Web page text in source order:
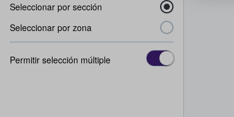
Seleccionar por sección
Seleccionar por zona
Permitir selección múltiple